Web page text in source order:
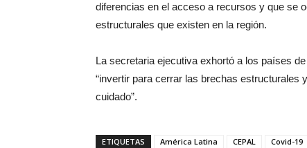
diferencias en el acceso a recursos y que se
estructurales que existen en la región.
La secretaria ejecutiva exhortó a los países
“invertir para cerrar las brechas estructurales
cuidado”.
ETIQUETAS América Latina CEPAL Covid-19